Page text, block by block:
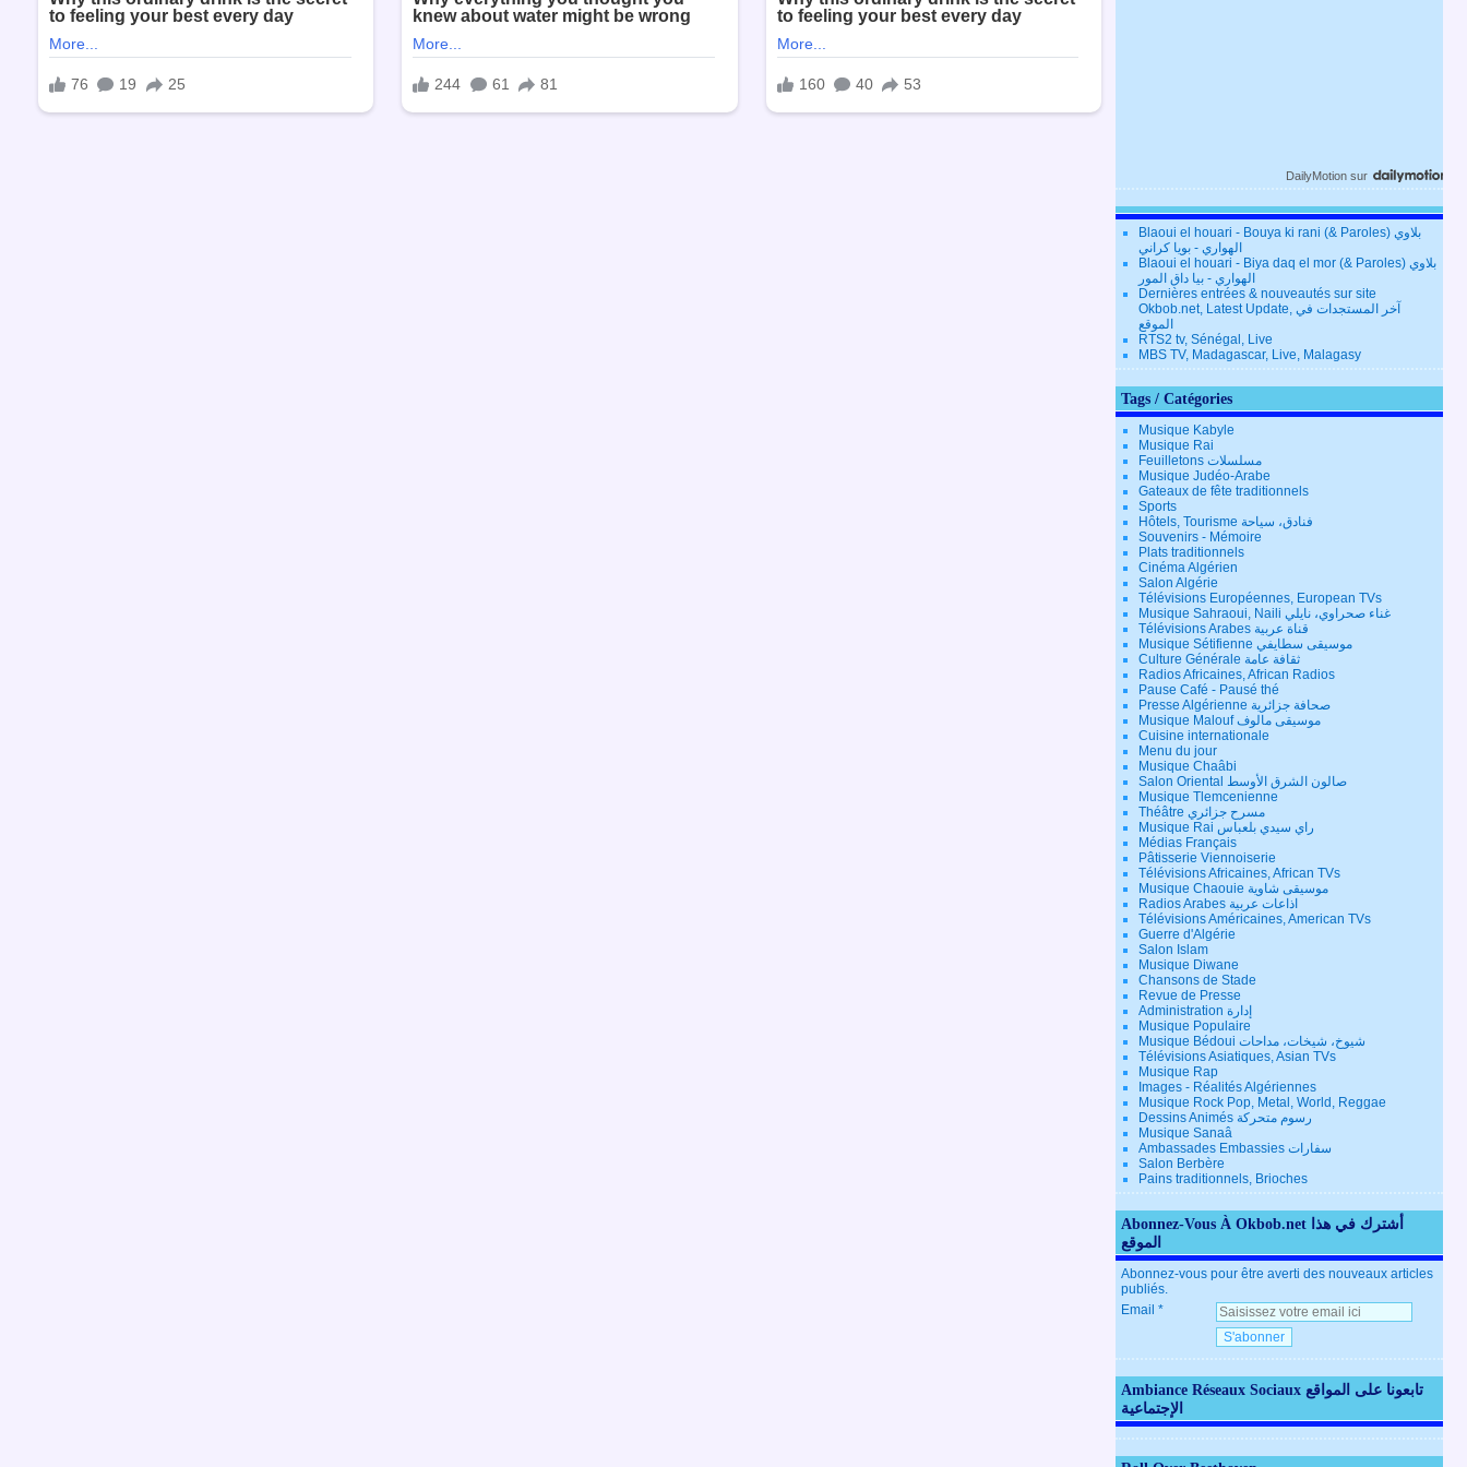
DailyMotion sur
Blaoui el houari - Bouya ki rani (& Paroles) بلاوي
الهواري - بويا كراني
Blaoui el houari - Biya daq el mor (& Paroles) بلاوي
الهواري - بيا داق المور
Dernières entrées & nouveautés sur site
Okbob.net, Latest Update, آخر المستجدات في
الموقع
RTS2 tv, Sénégal, Live
MBS TV, Madagascar, Live, Malagasy
Tags / Catégories
Musique Kabyle
Musique Rai
Feuilletons مسلسلات
Musique Judéo-Arabe
Gateaux de fête traditionnels
Sports
Hôtels, Tourisme فنادق، سياحة
Souvenirs - Mémoire
Plats traditionnels
Cinéma Algérien
Salon Algérie
Télévisions Européennes, European TVs
Musique Sahraoui, Naili غناء صحراوي، نايلي
Télévisions Arabes قناة عربية
Musique Sétifienne موسيقى سطايفي
Culture Générale ثقافة عامة
Radios Africaines, African Radios
Pause Café - Pausé thé
Presse Algérienne صحافة جزائرية
Musique Malouf موسيقى مالوف
Cuisine internationale
Menu du jour
Musique Chaâbi
Salon Oriental صالون الشرق الأوسط
Musique Tlemcenienne
Théâtre مسرح جزائري
Musique Rai راي سيدي بلعباس
Médias Français
Pâtisserie Viennoiserie
Télévisions Africaines, African TVs
Musique Chaouie موسيقى شاوية
Radios Arabes اذاعات عربية
Télévisions Américaines, American TVs
Guerre d'Algérie
Salon Islam
Musique Diwane
Chansons de Stade
Revue de Presse
Administration إدارة
Musique Populaire
Musique Bédoui شيوخ، شيخات، مداحات
Télévisions Asiatiques, Asian TVs
Musique Rap
Images - Réalités Algériennes
Musique Rock Pop, Metal, World, Reggae
Dessins Animés رسوم متحركة
Musique Sanaâ
Ambassades Embassies سفارات
Salon Berbère
Pains traditionnels, Brioches
Abonnez-Vous À Okbob.net أشترك في هذا
الموقع
Abonnez-vous pour être averti des nouveaux articles
publiés.
Email
Ambiance Réseaux Sociaux تابعونا على المواقع
الإجتماعية